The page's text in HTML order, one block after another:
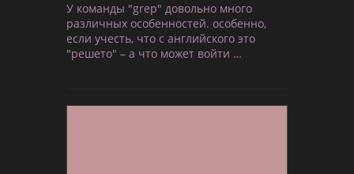
У команды "grep" довольно много
различных особенностей. особенно,
если учесть, что с английского это
"решето" – а что может войти …